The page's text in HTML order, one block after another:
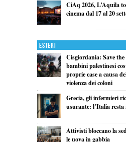
CiAq 2026, L’Aquila
cinema dal 17 al 20
Esteri
Cisgiordania: Save
bambini palestinesi
proprie case a causa
violenza dei coloni
Grecia, gli infermieri
usurante: l’Italia resta
Attivisti bloccano la
le uova in gabbia